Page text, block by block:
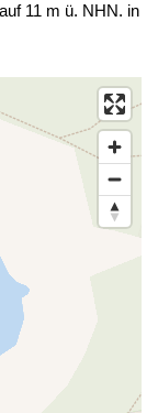
11 m ü. NHN. in